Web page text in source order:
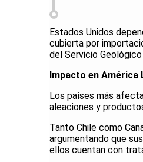
Estados Unidos
cubierta por
del Servicio Geológico
Impacto en América
Los países más
aleaciones y
Tanto Chile como
argumentando que
ellos cuentan con